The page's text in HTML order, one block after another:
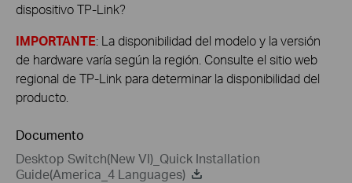
dispositivo TP-Link?
IMPORTANTE: La disponibilidad del modelo y la versión
de hardware varía según la región. Consulte el sitio web
regional de TP-Link para determinar la disponibilidad del
producto.
Documento
Desktop Switch(New VI)_Quick Installation
Guide(America_4 Languages)